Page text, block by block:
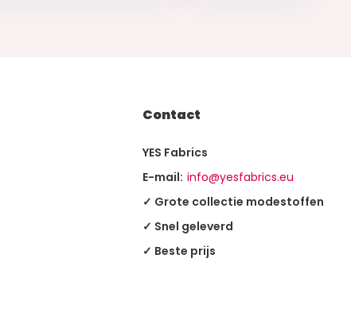
Contact
YES Fabrics
E-mail: info@yesfabrics.eu
✓ Grote collectie modestoffen
✓ Snel geleverd
✓ Beste prijs